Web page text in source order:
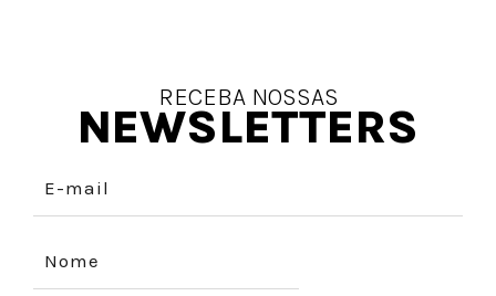
RECEBA NOSSAS
NEWSLETTERS